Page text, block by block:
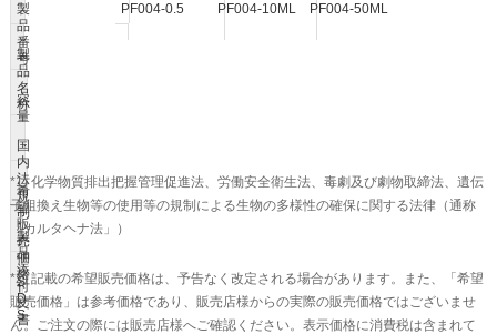
製
品
番
号
製
品
名
称
容
量
国
内
法
規
制
*
1
希
望
販
売
価
格
*
2
製
品
添
付
文
書
S
D
S
PF004-0.5
18,000円
PF004-10ML
非該当
PF004-50ML
非該当
*1) 化学物質排出把握管理促進法、労働安全衛生法、毒劇及び劇物取締法、遺伝
子組換え生物等の使用等の規制による生物の多様性の確保に関する法律（通称
「カルタヘナ法」）
*2) 記載の希望販売価格は、予告なく改定される場合があります。また、「希望
販売価格」は参考価格であり、販売店様からの実際の販売価格ではございませ
ん。ご注文の際には販売店様へご確認ください。表示価格に消費税は含まれて